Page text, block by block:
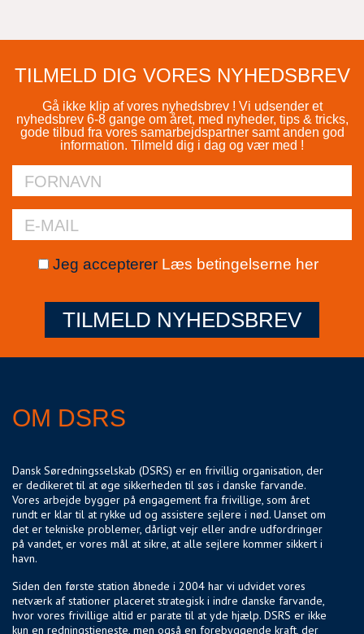
TILMELD DIG VORES NYHEDSBREV
Gå ikke klip af vores nyhedsbrev ! Vi udsender et
nyhedsbrev 6-8 gange om året, med nyheder, tips & tricks,
gode tilbud fra vores samarbejdspartner samt anden god
information. Tilmeld dig i dag og vær med !
Jeg accepterer Læs betingelserne her
TILMELD NYHEDSBREV
OM DSRS
Dansk Søredningsselskab (DSRS) er en frivillig organisation, der
er dedikeret til at øge sikkerheden til søs i danske farvande.
Vores arbejde bygger på engagement fra frivillige, som året
rundt er klar til at rykke ud og assistere sejlere i nød. Uanset om
det er tekniske problemer, dårligt vejr eller andre udfordringer
på vandet, er vores mål at sikre, at alle sejlere kommer sikkert i
havn.
Siden den første station åbnede i 2004 har vi udvidet vores
netværk af stationer placeret strategisk i indre danske farvande,
hvor vores frivillige altid er parate til at yde hjælp. DSRS er ikke
kun en redningstjeneste, men også en forebyggende kraft, der